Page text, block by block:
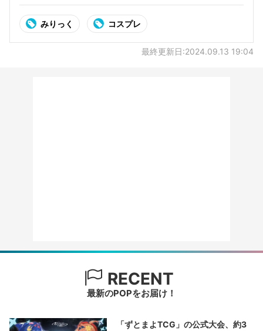
みりっく コスプレ
最終更新日:2024.09.13 19:04
RECENT
最新のPOPをお届け！
「ずとまよTCG」の公式大会、約3